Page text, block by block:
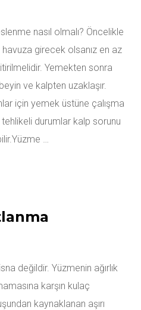
nasıl olmalı? Öncelikle
girecek olsanız en az
Yemekten sonra
ve kalpten uzaklaşır.
için yemek üstüne çalışma
tehlikeli durumlar kalp sorunu
…
ve Sonrası Beslenme?
değildir. Yüzmenin ağırlık
karşın kulaç
kaynaklanan aşırı